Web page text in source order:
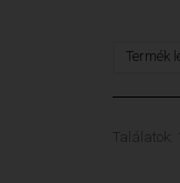
Termék
Találatok: